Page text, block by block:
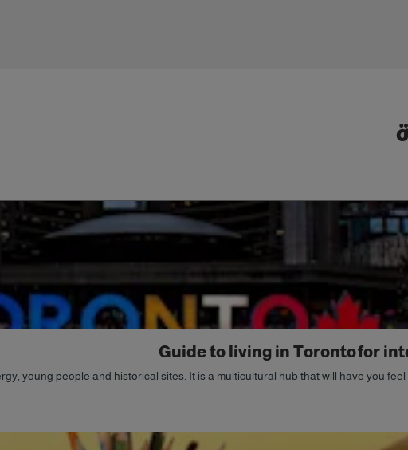
Guide to living in Toronto for
young people and historical sites. It is a multicultural hub that will have you